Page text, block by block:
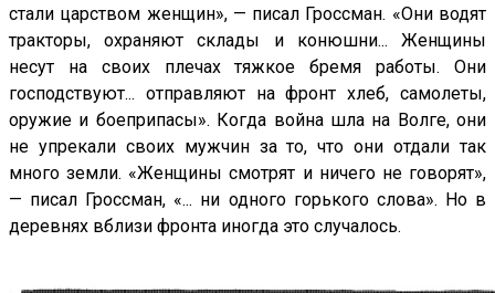
стали царством женщин», — писал Гроссман. «Они водят
тракторы, охраняют склады и конюшни... Женщины
несут на своих плечах тяжкое бремя работы. Они
господствуют... отправляют на фронт хлеб, самолеты,
оружие и боеприпасы». Когда война шла на Волге, они
не упрекали своих мужчин за то, что они отдали так
много земли. «Женщины смотрят и ничего не говорят»,
— писал Гроссман, «... ни одного горького слова». Но в
деревнях вблизи фронта иногда это случалось.